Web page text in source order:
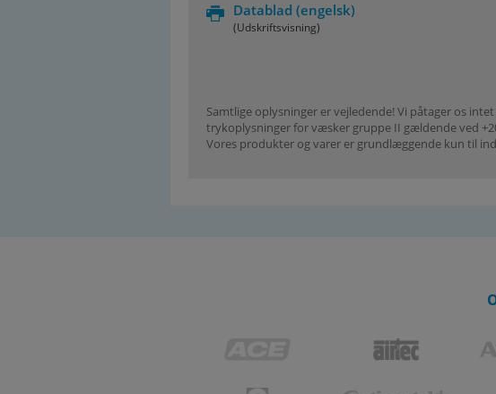
Datablad (engelsk)
(Udskriftsvisning)
Samtlige oplysninger er vejledende! Vi påtager os
trykoplysninger for væsker gruppe II gældende ved
Vores produkter og varer er grundlæggende kun til